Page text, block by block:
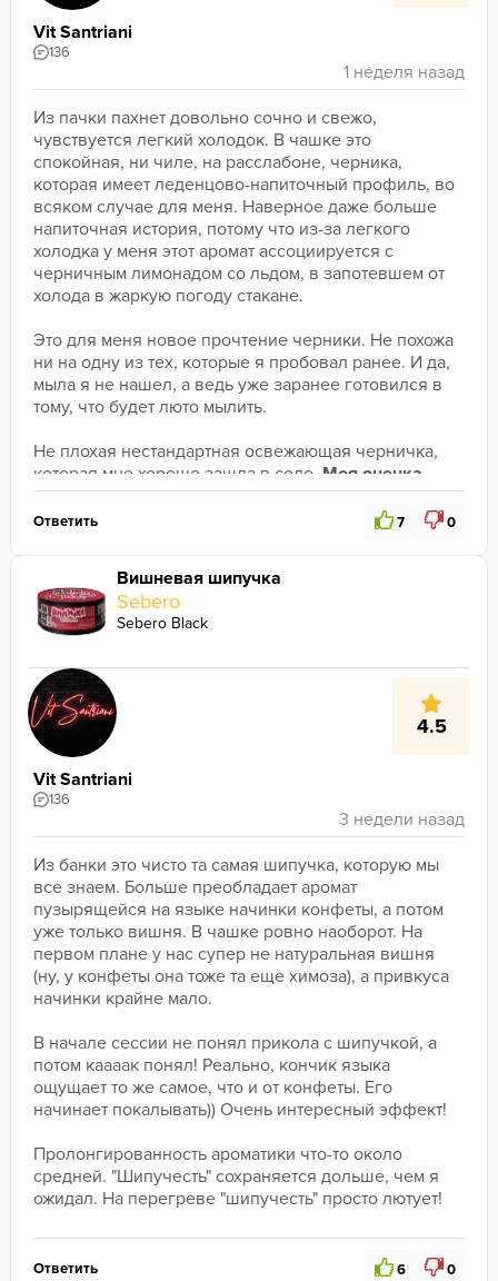
Vit Santriani
136
Из пачки пахнет довольно сочно и свежо,
чувствуется легкий холодок. В чашке это
спокойная, ни чиле, на расслабоне, черника,
которая имеет леденцово-напиточный профиль, во
всяком случае для меня. Наверное даже больше
напиточная история, потому что из-за легкого
холодка у меня этот аромат ассоциируется с
черничным лимонадом со льдом, в запотевшем от
холода в жаркую погоду стакане.
Это для меня новое прочтение черники. Не похожа
ни на одну из тех, которые я пробовал ранее. И да,
мыла я не нашел, а ведь уже заранее готовился в
тому, что будет люто мылить.
Не плохая нестандартная освежающая черничка,
которая мне хорошо зашла в соло. Моя оценка -
8/10.
Ответить 7 0
Вишневая шипучка
Sebero
Sebero Black
4.5
Vit Santriani
136
Из банки это чисто та самая шипучка, которую мы
все знаем. Больше преобладает аромат
пузырящейся на языке начинки конфеты, а потом
уже только вишня. В чашке ровно наоборот. На
первом плане у нас супер не натуральная вишня
(ну, у конфеты она тоже та еще химоза), а привкуса
начинки крайне мало.
В начале сессии не понял прикола с шипучкой, а
потом каааак понял! Реально, кончик языка
ощущает то же самое, что и от конфеты. Его
начинает покалывать)) Очень интересный эффект!
Пролонгированность ароматики что-то около
средней. "Шипучесть" сохраняется дольше, чем я
ожидал. На перегреве "шипучесть" просто лютует!
Ощущения от аромата только положительные!
Интересно, как Себеро добились этого эффекта, и
Ответить 6 0